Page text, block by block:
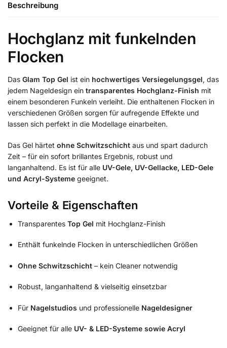
Beschreibung
Hochglanz mit funkelnden
Flocken
Das Glam Top Gel ist ein hochwertiges Versiegelungsgel, das
jedem Nageldesign ein transparentes Hochglanz-Finish mit
einem besonderen Funkeln verleiht. Die enthaltenen Flocken in
verschiedenen Größen sorgen für aufregende Effekte und
lassen sich perfekt in die Modellage einarbeiten.
Das Gel härtet ohne Schwitzschicht aus und spart dadurch
Zeit – für ein sofort brillantes Ergebnis, robust und
langanhaltend. Es ist für alle UV-Gele, UV-Gellacke, LED-Gele
und Acryl-Systeme geeignet.
Vorteile & Eigenschaften
Transparentes Top Gel mit Hochglanz-Finish
Enthält funkelnde Flocken in unterschiedlichen Größen
Ohne Schwitzschicht – kein Cleaner notwendig
Robust, langanhaltend & vielseitig einsetzbar
Für Nagelstudios und professionelle Nageldesigner
Geeignet für alle UV- & LED-Systeme sowie Acryl